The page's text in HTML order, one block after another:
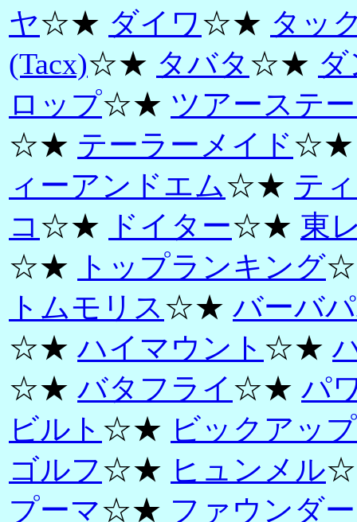
ヤ☆★ ダイワ☆★ タッ
(Tacx)☆★ タバタ ☆★
ロップ☆★ ツアーステ
☆★ テーラーメイド
ィーアンドエム☆★ テ
コ ☆★ ドイター☆★ 東
☆★
トップランキング
トムモリス☆★ バーバ
☆★ハイマウント ☆★
☆★ バタフライ ☆★ パ
ビルト ☆★ ビックアッ
ゴルフ☆★ ヒュンメル
プーマ☆★ ファウンダ